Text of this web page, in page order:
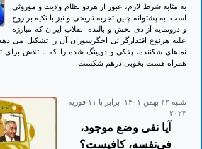
به مثابه شرط لازم، عبور از هردو نظام ولایت و موروثی
است. به پشتوانه چنین تجربه تاریخی و نیز با تکیه بر روح
و درونمایه آزادی بخش و بالنده انقلاب ایران که مبارزه
علیه هرنوع اقتدارگرائی اخگرسوزان آن را تشکیل می
نماهای شکننده، پفکی و دوپینگ شده را که با تلاش برای
همراه هست بخوبی درهم شکست.
شنبه ۲۲ بهمن ۱۴۰۱ برابر با ۱۱ فوريه
۲۰۲۳
آیا نفی وضع موجود،
فی‌نفسه، کافیست؟